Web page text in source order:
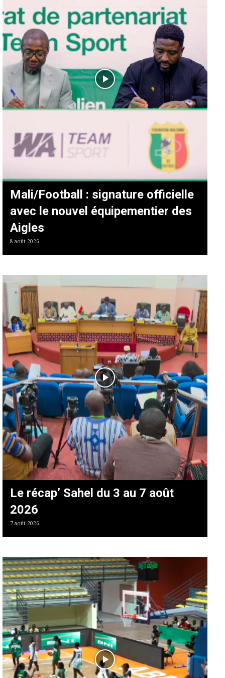
Mali/Football : signature officielle
avec le nouvel équipementier des
Aigles
8 août 2026
Le récap’ Sahel du 3 au 7 août
2026
7 août 2026